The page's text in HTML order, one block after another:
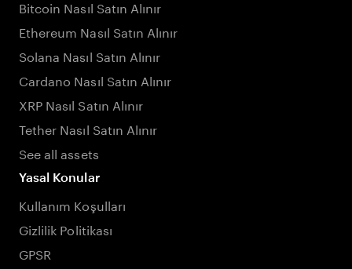
Bitcoin Nasıl Satın Alınır
Ethereum Nasıl Satın Alınır
Solana Nasıl Satın Alınır
Cardano Nasıl Satın Alınır
XRP Nasıl Satın Alınır
Tether Nasıl Satın Alınır
See all assets
Yasal Konular
Kullanım Koşulları
Gizlilik Politikası
GPSR